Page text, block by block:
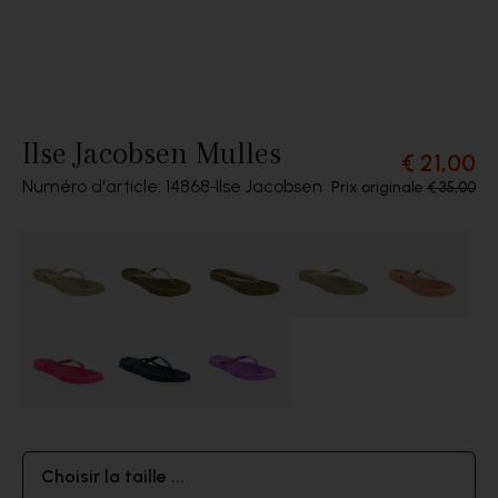
Ilse Jacobsen Mulles
Numéro d'article: 14868 Ilse Jacobsen
€ 21,00
Prix originale € 35,00
Choisir la taille ...